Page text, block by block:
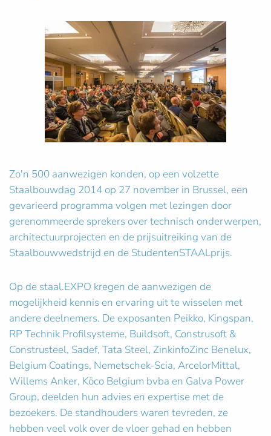
Zo'n 500 aanwezigen konden, op een volzette
Staalbouwdag 2014 op 27 november in Brussel, een
gevarieerd programma volgen met lezingen door
gerenommeerde sprekers over technisch onderwerpen,
architectuurprojecten en de prijsuitreiking van de
Staalbouwwedstrijd en de StudentenSTAALprijs.
Op de staal.EXPO kregen de aanwezigen de
mogelijkheid kennis en ervaring uit te wisselen met
andere deelnemers. De exposanten Peikko, Kingspan,
RP Technik Profilsysteme, Buildsoft, Construsoft &
Construsteel, Sadef, Tata Steel, ZinkinfoZinc Benelux,
Belgium Coatings, Nemetschek-Scia, ArcelorMittal,
Willems Anker, Köco Belgium bvba en Galva Power
Group, deelden hun advies en expertise met de
bezoekers. De standhouders waren tevreden, ze
hebben veel volk over de vloer gehad en hebben